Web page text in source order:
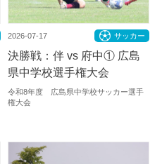
2026-07-17 サッカー
決勝戦：伴 vs 府中① 広島
県中学校選手権大会
令和8年度 広島県中学校サッカー選手
権大会